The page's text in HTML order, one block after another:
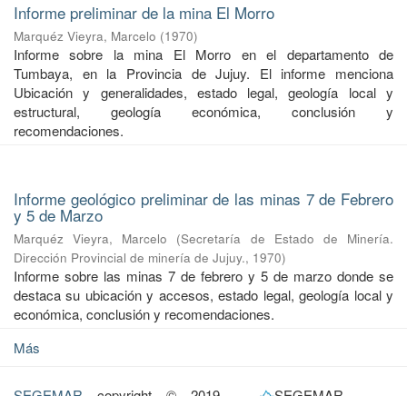
Informe preliminar de la mina El Morro
Marquéz Vieyra, Marcelo (1970)
Informe sobre la mina El Morro en el departamento de
Tumbaya, en la Provincia de Jujuy. El informe menciona
Ubicación y generalidades, estado legal, geología local y
estructural, geología económica, conclusión y
recomendaciones.
Informe geológico preliminar de las minas 7 de Febrero
y 5 de Marzo
Marquéz Vieyra, Marcelo (Secretaría de Estado de Minería.
Dirección Provincial de minería de Jujuy., 1970)
Informe sobre las minas 7 de febrero y 5 de marzo donde se
destaca su ubicación y accesos, estado legal, geología local y
económica, conclusión y recomendaciones.
Más